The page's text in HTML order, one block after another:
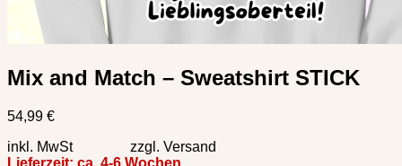
Mix and Match – Sweatshirt STICK
54,99 €
inkl. MwSt zzgl. Versand
Lieferzeit: ca. 4-6 Wochen